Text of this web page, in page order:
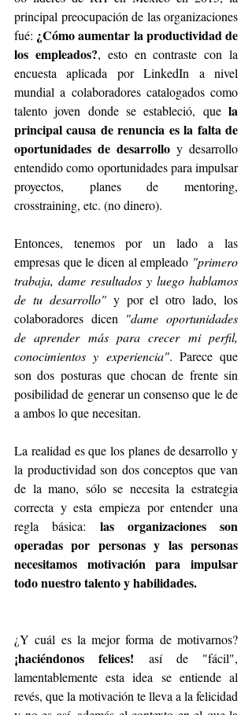
principal preocupación de las organizaciones
fué: ¿Cómo aumentar la productividad de
los empleados?, esto en contraste con la
encuesta aplicada por LinkedIn a nivel
mundial a colaboradores catalogados como
talento joven donde se estableció, que la
principal causa de renuncia es la falta de
oportunidades de desarrollo y desarrollo
entendido como oportunidades para impulsar
proyectos, planes de mentoring,
crosstraining, etc. (no dinero).
Entonces, tenemos por un lado a las
empresas que le dicen al empleado "primero
trabaja, dame resultados y luego hablamos
de tu desarrollo" y por el otro lado, los
colaboradores dicen "dame oportunidades
de aprender más para crecer mi perfil,
conocimientos y experiencia". Parece que
son dos posturas que chocan de frente sin
posibilidad de generar un consenso que le de
a ambos lo que necesitan.
La realidad es que los planes de desarrollo y
la productividad son dos conceptos que van
de la mano, sólo se necesita la estrategia
correcta y esta empieza por entender una
regla básica: las organizaciones son
operadas por personas y las personas
necesitamos motivación para impulsar
todo nuestro talento y habilidades.
¡haciéndonos felices! así de "fácil",
lamentablemente esta idea se entiende al
revés, que la motivación te lleva a la felicidad